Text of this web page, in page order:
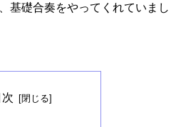
基礎合奏をやってくれていまし
次